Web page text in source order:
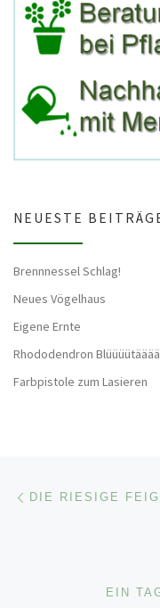
NEUESTE
Brennnessel Schlag!
Neues Vögelhaus
Eigene Ernte
Rhododendron
Farbpistole zum Lasieren
DIE RIESIGE
EIN